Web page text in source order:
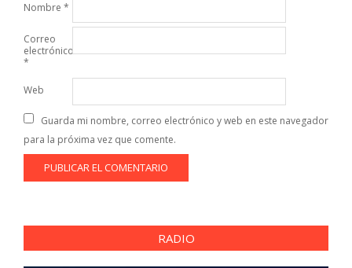
Nombre *
Correo
electrónico
*
Web
Guarda mi nombre, correo electrónico y web en este navegador
para la próxima vez que comente.
RADIO